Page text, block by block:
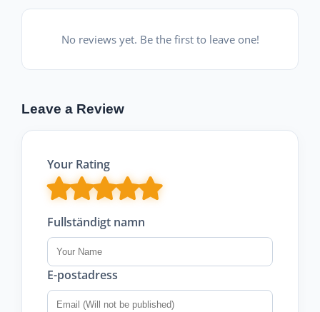
No reviews yet. Be the first to leave one!
Leave a Review
Your Rating
Fullständigt namn
E-postadress